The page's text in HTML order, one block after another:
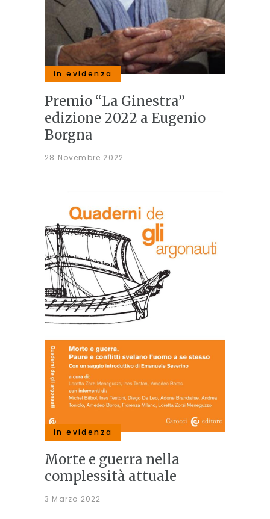
in evidenza
Premio “La Ginestra”
edizione 2022 a Eugenio
Borgna
28 Novembre 2022
in evidenza
Morte e guerra nella
complessità attuale
3 Marzo 2022